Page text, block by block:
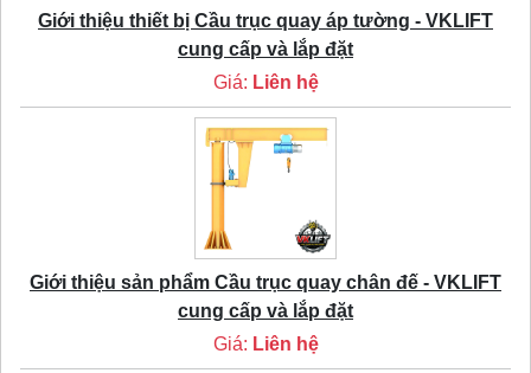
Giới thiệu thiết bị Cầu trục quay áp tường - VKLIFT
cung cấp và lắp đặt
Giá: Liên hệ
Giới thiệu sản phẩm Cầu trục quay chân đế - VKLIFT
cung cấp và lắp đặt
Giá: Liên hệ